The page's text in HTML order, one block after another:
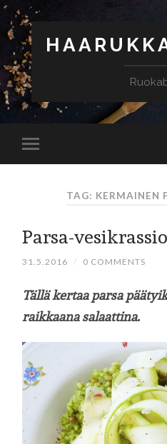
TAG: KERMAINEN
Parsa-
31.5.2016 / 0 COMMENTS
Tällä kertaa parsa
raikkaana salaattina.